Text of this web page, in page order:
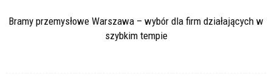
Bramy przemysłowe Warszawa – wybór dla firm działających w
szybkim tempie